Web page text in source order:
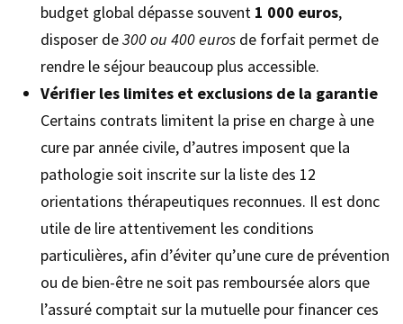
budget global dépasse souvent 1 000 euros,
disposer de300 ou 400 eurosde forfait permet de
rendre le séjour beaucoup plus accessible.
Vérifier les limites et exclusions de la garantie
Certains contrats limitent la prise en charge à une
cure par année civile, d’autres imposent que la
pathologie soit inscrite sur la liste des 12
orientations thérapeutiques reconnues. Il est donc
utile de lire attentivement les conditions
particulières, afin d’éviter qu’une cure de prévention
ou de bien-être ne soit pas remboursée alors que
l’assuré comptait sur la mutuelle pour financer ces